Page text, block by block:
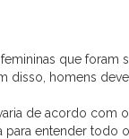
que foram
disso, homens
de acordo com
entender todo